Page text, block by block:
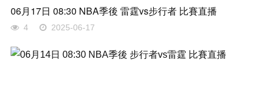
06月17日 08:30 NBA季後 雷霆vs步行者 比賽直播
4 2025-06-17